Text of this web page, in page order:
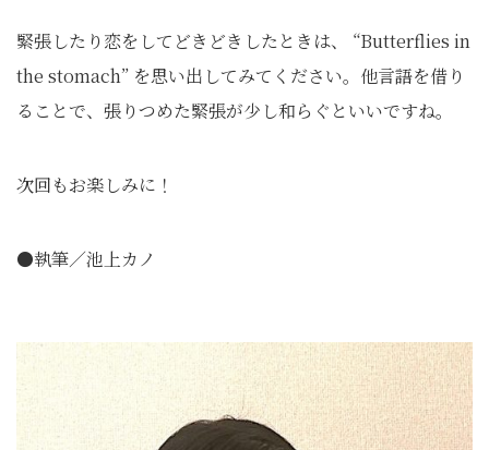
緊張したり恋をしてどきどきしたときは、 “Butterflies in
the stomach” を思い出してみてください。他言語を借り
ることで、張りつめた緊張が少し和らぐといいですね。
次回もお楽しみに！
●執筆／池上カノ